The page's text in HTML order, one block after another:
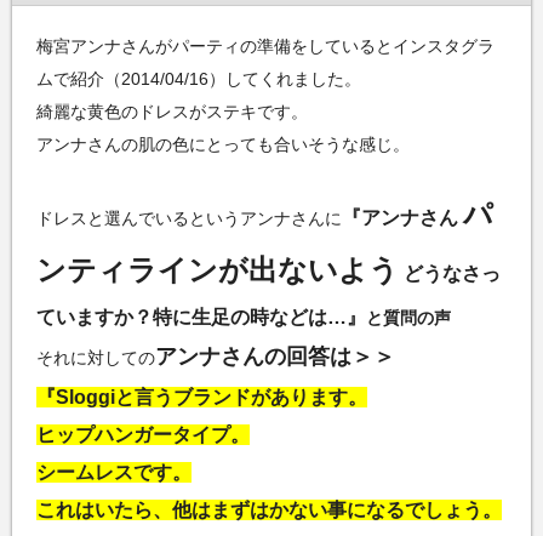
梅宮アンナさんがパーティの準備をしているとインスタグラ
ムで紹介（2014/04/16）してくれました。
綺麗な黄色のドレスがステキです。
アンナさんの肌の色にとっても合いそうな感じ。
ドレスと選んでいるというアンナさんに 『アンナさんパ
ンティラインが出ないよう
どうなさっ
ていますか？特に生足の時などは…』 と質問の声
それに対してのアンナさんの回答は＞＞
『Sloggiと言うブランドがあります。
ヒップハンガータイプ。
シームレスです。
これはいたら、他はまずはかない事になるでしょう。